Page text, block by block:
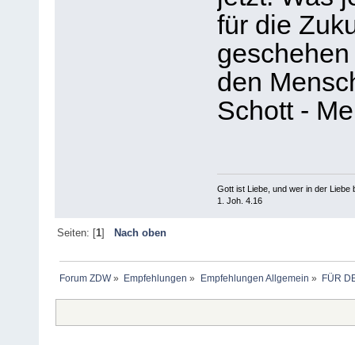
für die
den
Schott -
Gott ist Liebe, und wer in der Liebe
1. Joh. 4.16
Seiten: [1] Nach oben
Forum ZDW» Empfehlungen » Empfehlungen Allgemein » FÜR